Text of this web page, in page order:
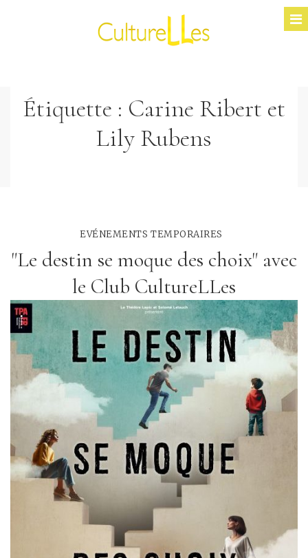
Étiquette : Carine Ribert et
Lily Rubens
EVÉNEMENTS TEMPORAIRES
"Le destin se moque des choix" avec
le Club CultureLLes